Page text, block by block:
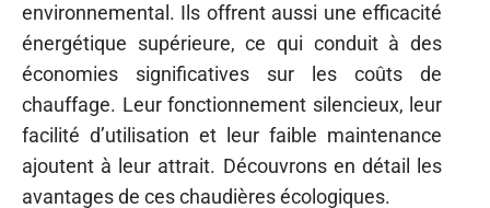
environnemental. Ils offrent aussi une efficacité
énergétique supérieure, ce qui conduit à des
économies significatives sur les coûts de
chauffage. Leur fonctionnement silencieux, leur
facilité d’utilisation et leur faible maintenance
ajoutent à leur attrait. Découvrons en détail les
avantages de ces chaudières écologiques.